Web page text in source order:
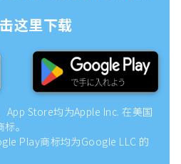
这里下载
App Store均为Apple Inc. 在美国
。
Play商标均为Google LLC 的